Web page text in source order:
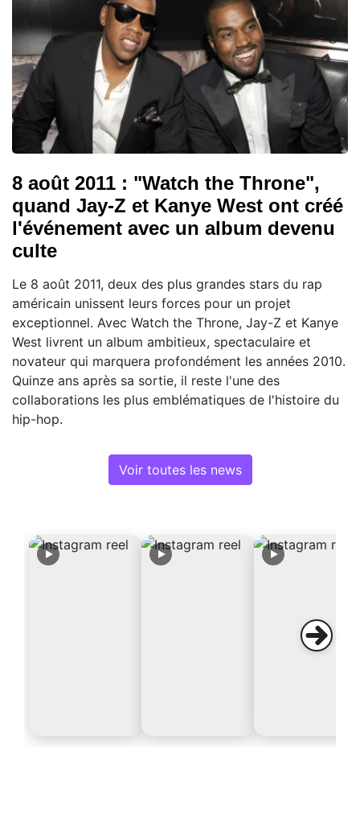
8 août 2011 : "Watch the Throne",
quand Jay-Z et Kanye West ont créé
l'événement avec un album devenu
culte
Le 8 août 2011, deux des plus grandes stars du rap
américain unissent leurs forces pour un projet
exceptionnel. Avec Watch the Throne, Jay-Z et Kanye
West livrent un album ambitieux, spectaculaire et
novateur qui marquera profondément les années 2010.
Quinze ans après sa sortie, il reste l'une des
collaborations les plus emblématiques de l'histoire du
hip-hop.
Voir toutes les news